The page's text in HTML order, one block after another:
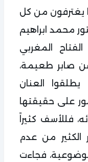
يغترفون من كل
محمد ابراهيم
المغربي
صابر طعيمة،
يطلقوا العنان
على حقيقتها
فللأسف كثيراً
الكثير من عدم
فجاءت